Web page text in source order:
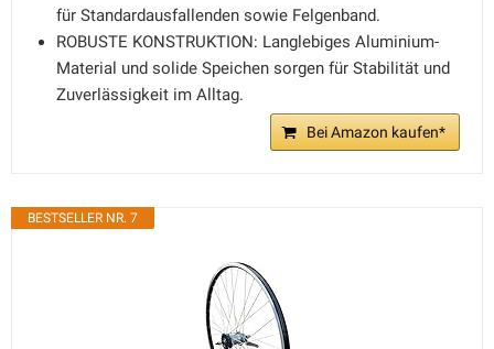
für Standardausfallenden sowie Felgenband.
ROBUSTE KONSTRUKTION: Langlebiges Aluminium-
Material und solide Speichen sorgen für Stabilität und
Zuverlässigkeit im Alltag.
Bei Amazon kaufen*
BESTSELLER NR. 7